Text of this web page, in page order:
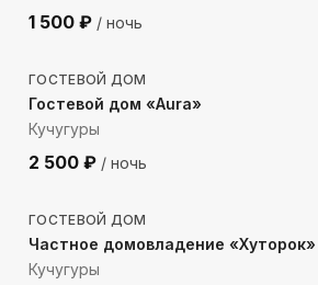
1 500 ₽ / ночь
394 м до моря
ГОСТЕВОЙ ДОМ
Гостевой дом «Aura»
Кучугуры
2 500 ₽ / ночь
802м до моря
ГОСТЕВОЙ ДОМ
Частное домовладение «Хуторок»
Кучугуры